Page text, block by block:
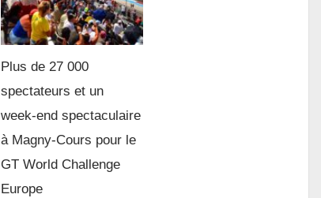
Plus de 27 000
spectateurs et un
week-end spectaculaire
à Magny-Cours pour le
GT World Challenge
Europe